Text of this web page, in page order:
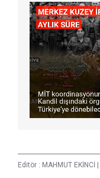
Editör : MAHMUT EKİNCİ |